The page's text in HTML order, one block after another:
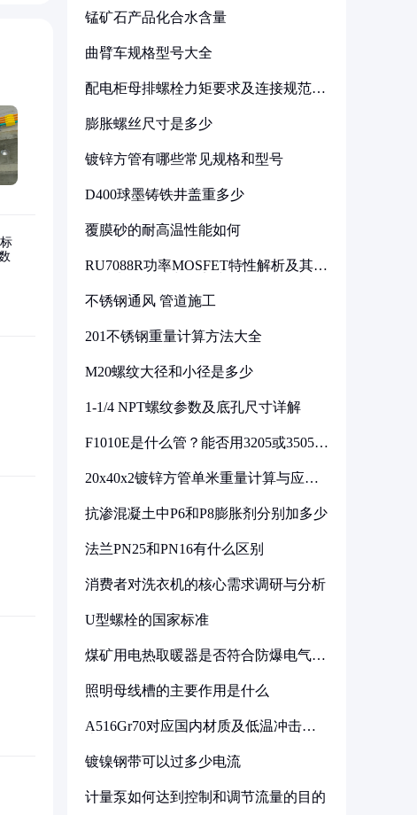
锰矿石产品化合水含量
曲臂车规格型号大全
配电柜母排螺栓力矩要求及连接规范详
膨胀螺丝尺寸是多少
镀锌方管有哪些常见规格和型号
D400球墨铸铁井盖重多少
覆膜砂的耐高温性能如何
RU7088R功率MOSFET特性解析及其在
不锈钢通风 管道施工
201不锈钢重量计算方法大全
M20螺纹大径和小径是多少
1-1/4 NPT螺纹参数及底孔尺寸详解
F1010E是什么管？能否用3205或3505代
20x40x2镀锌方管单米重量计算与应用
抗渗混凝土中P6和P8膨胀剂分别加多少
法兰PN25和PN16有什么区别
消费者对洗衣机的核心需求调研与分析
U型螺栓的国家标准
煤矿用电热取暖器是否符合防爆电气设
照明母线槽的主要作用是什么
A516Gr70对应国内材质及低温冲击要
镀镍钢带可以过多少电流
计量泵如何达到控制和调节流量的目的